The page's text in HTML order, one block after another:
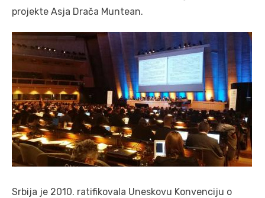
projekte Asja Drača Muntean.
Srbija je 2010. ratifikovala Uneskovu Konvenciju o